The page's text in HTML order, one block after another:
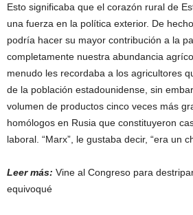
Esto significaba que el corazón rural de
una fuerza en la política exterior. De
podría hacer su mayor contribución a la
completamente nuestra abundancia
menudo les recordaba a los agricultores
de la población estadounidense, sin
volumen de productos cinco veces más
homólogos en Rusia que constituyeron
laboral. “Marx”, le gustaba decir, “era un
Leer más: Vine al Congreso para
equivoqué